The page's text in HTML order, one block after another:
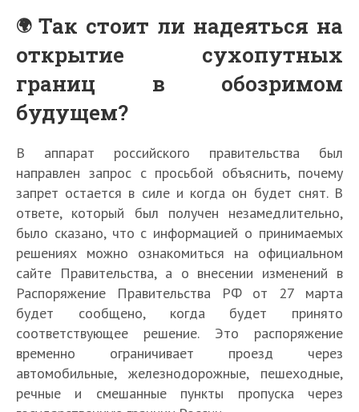
Так стоит ли надеяться на
открытие сухопутных
границ в обозримом
будущем?
В аппарат российского правительства был
направлен запрос с просьбой объяснить, почему
запрет остается в силе и когда он будет снят. В
ответе, который был получен незамедлительно,
было сказано, что с информацией о принимаемых
решениях можно ознакомиться на официальном
сайте Правительства, а о внесении изменений в
Распоряжение Правительства РФ от 27 марта
будет сообщено, когда будет принято
соответствующее решение. Это распоряжение
временно ограничивает проезд через
автомобильные, железнодорожные, пешеходные,
речные и смешанные пункты пропуска через